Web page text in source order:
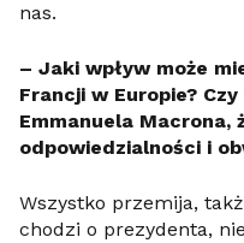
nas.
– Jaki wpływ może
Francji w Europie?
Emmanuela Macrona,
odpowiedzialności i
Wszystko przemija,
chodzi o prezydenta,